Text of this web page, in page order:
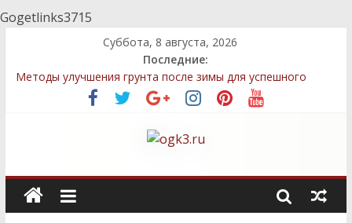
Gogetlinks3715
Суббота, 8 августа, 2026
Последние:
Методы улучшения грунта после зимы для успешного
выращивания овощей
Топ-5 местных семян, которые легко выращивать даже
Декоративные элементы: как выбрать и правильно
Быстрый компост: технологии, которые сэкономят ваше
время
Стратегии посадки деревьев и кустарников для защиты